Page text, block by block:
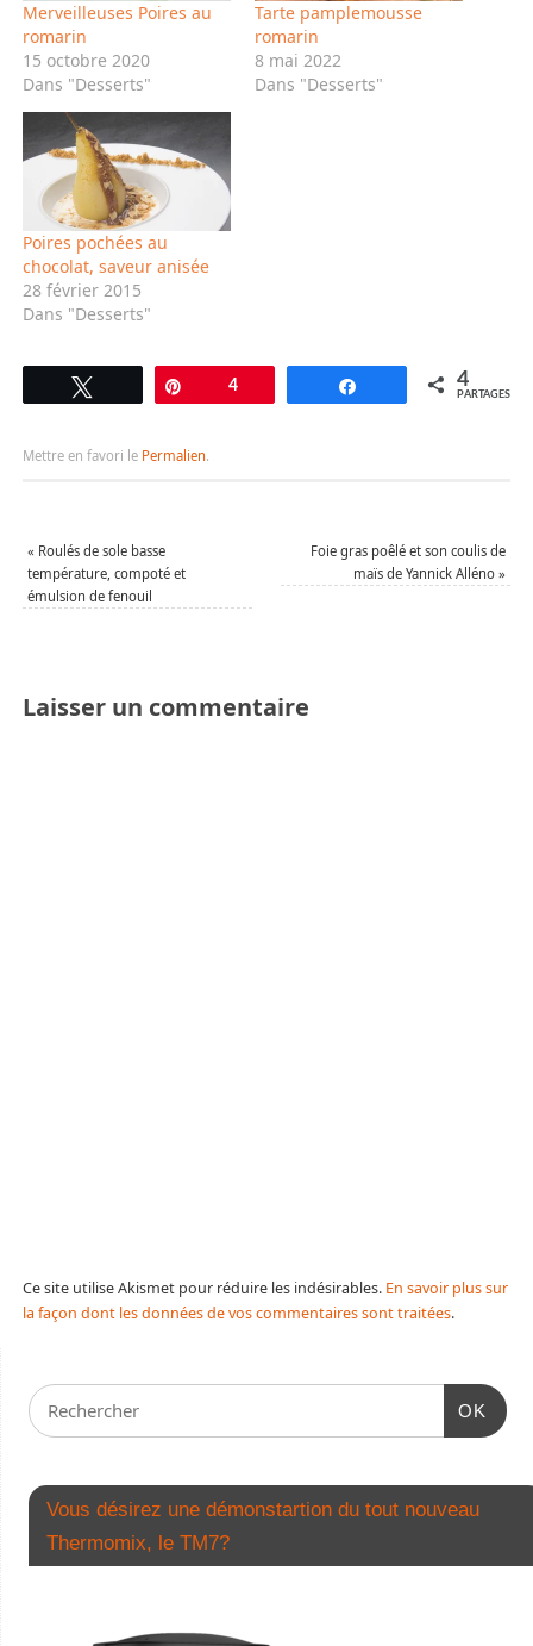
Merveilleuses Poires au
romarin
15 octobre 2020
Dans "Desserts"
Tarte pamplemousse
romarin
8 mai 2022
Dans "Desserts"
Poires pochées au
chocolat, saveur anisée
28 février 2015
Dans "Desserts"
Tweetez Épingle
4 Partagez 4
PARTAGES
Mettre en favori le Permalien.
« Roulés de sole basse
température, compoté et
émulsion de fenouil
Foie gras poêlé et son coulis de
maïs de Yannick Alléno»
Laisser un commentaire
Ce site utilise Akismet pour réduire les indésirables. En savoir plus sur
la façon dont les données de vos commentaires sont traitées.
OK
Vous désirez une démonstartion du tout nouveau
Thermomix, le TM7?